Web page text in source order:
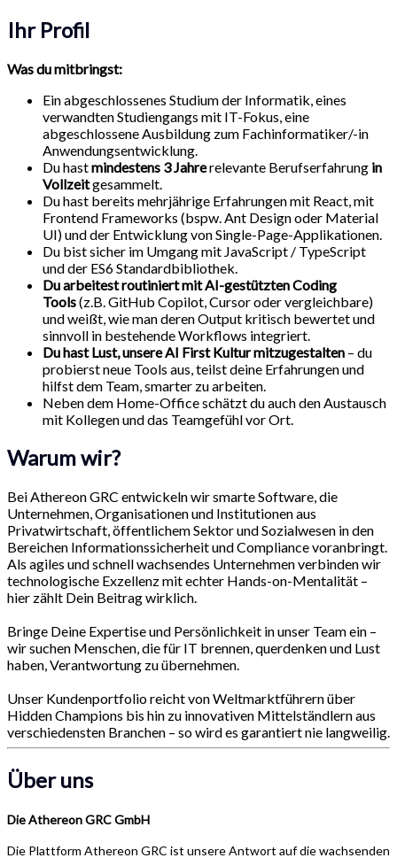
Ihr Profil
Was du mitbringst:
Ein abgeschlossenes Studium der Informatik, eines
verwandten Studiengangs mit IT-Fokus, eine
abgeschlossene Ausbildung zum Fachinformatiker/-in
Anwendungsentwicklung.
Du hastmindestens 3 Jahrerelevante Berufserfahrung in
Vollzeitgesammelt.
Du hast bereits mehrjährige Erfahrungen mit React, mit
Frontend Frameworks (bspw. Ant Design oder Material
UI) und der Entwicklung von Single-Page-Applikationen.
Du bist sicher im Umgang mit JavaScript / TypeScript
und der ES6 Standardbibliothek.
Du arbeitest routiniert mit AI-gestützten Coding
Tools(z.B. GitHub Copilot, Cursor oder vergleichbare)
und weißt, wie man deren Output kritisch bewertet und
sinnvoll in bestehende Workflows integriert.
Du hast Lust, unsere AI First Kultur mitzugestalten – du
probierst neue Tools aus, teilst deine Erfahrungen und
hilfst dem Team, smarter zu arbeiten.
Neben dem Home-Office schätzt du auch den Austausch
mit Kollegen und das Teamgefühl vor Ort.
Warum wir?
Bei Athereon GRC entwickeln wir smarte Software, die
Unternehmen, Organisationen und Institutionen aus
Privatwirtschaft, öffentlichem Sektor und Sozialwesen in den
Bereichen Informationssicherheit und Compliance voranbringt.
Als agiles und schnell wachsendes Unternehmen verbinden wir
technologische Exzellenz mit echter Hands-on-Mentalität –
hier zählt Dein Beitrag wirklich.
Bringe Deine Expertise und Persönlichkeit in unser Team ein –
wir suchen Menschen, die für IT brennen, querdenken und Lust
haben, Verantwortung zu übernehmen.
Unser Kundenportfolio reicht von Weltmarktführern über
Hidden Champions bis hin zu innovativen Mittelständlern aus
verschiedensten Branchen – so wird es garantiert nie langweilig.
Über uns
Die Athereon GRC GmbH
Die Plattform Athereon GRC ist unsere Antwort auf die wachsenden